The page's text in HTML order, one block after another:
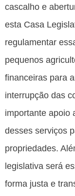
cascalho e
esta Casa
regulamentar
pequenos
financeiras para
interrupção das
importante apoio
desses serviços
propriedades.
legislativa será
forma justa e